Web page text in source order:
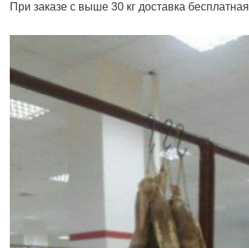
При заказе с выше 30 кг доставка бесплатная